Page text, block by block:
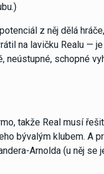
z něj dělá
na lavičku Realu —
neústupné, schopné
takže Real musí
bývalým klubem. A
Arnolda (u něj se